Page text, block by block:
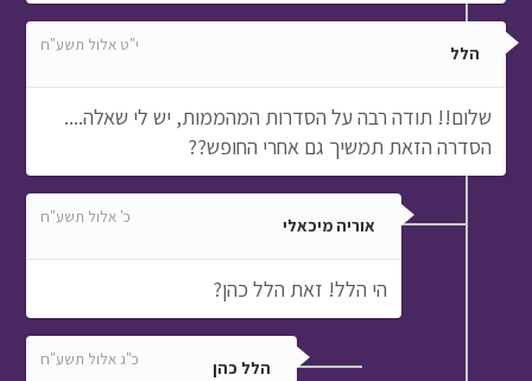
הלל י"ט אלול תשע"ח
שלום!! תודה רבה על הסדרות המהממות, יש לי שאלה....
הסדרה הזאת תמשיך גם אחרי החופש??
אוריה מיכאלי כ' אלול תשע"ח
הי הלל! זאת הלל כהן?
הלל כהן כ"ג אלול תשע"ח